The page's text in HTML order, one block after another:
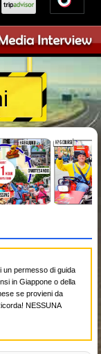
un permesso di guida
in Giappone o della
se provieni da
NESSUNA